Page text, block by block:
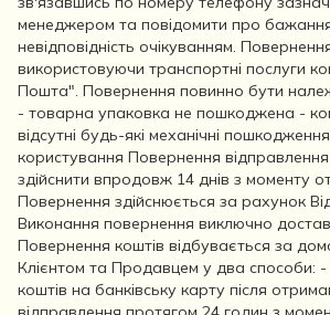
менеджером та повідомити про
невідповідність очікуванням.
використовуючи транспортні послуги
Пошта". Повернення повинно бути
- товарна упаковка не пошкоджена -
відсутні будь-які механічні пошкодження
користування Повернення
здійснити впродовж 14 днів з моменту
Повернення здійснюється за рахунок
Виконання повернення виключно
Повернення коштів відбувається за
Клієнтом та Продавцем у два способи:
коштів на банківську карту після